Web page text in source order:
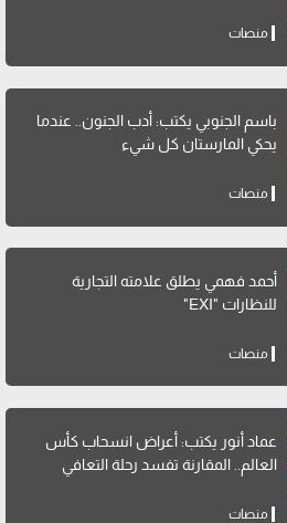
منصات
باسم الجنوبي يكتب: أدب الجنون.. عندما
يحكي المارستان كل شيء
منصات
أحمد فهمي يطلق علامته التجارية
للنظارات "EXI"
منصات
عماد أنور يكتب: أعراض انسحاب كأس
العالم.. المقارنة تفسد رحلة التعافي
منصات